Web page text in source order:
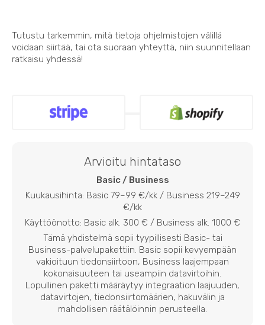
Tutustu tarkemmin, mitä tietoja ohjelmistojen välillä
voidaan siirtää, tai ota suoraan yhteyttä, niin suunnitellaan
ratkaisu yhdessä!
Arvioitu hintataso
Basic / Business
Kuukausihinta: Basic 79–99 €/kk / Business 219–249
€/kk
Käyttöönotto: Basic alk. 300 € / Business alk. 1000 €
Tämä yhdistelmä sopii tyypillisesti Basic- tai
Business-palvelupakettiin. Basic sopii kevyempään
vakioituun tiedonsiirtoon, Business laajempaan
kokonaisuuteen tai useampiin datavirtoihin.
Lopullinen paketti määräytyy integraation laajuuden,
datavirtojen, tiedonsiirtomäärien, hakuvälin ja
mahdollisen räätälöinnin perusteella.